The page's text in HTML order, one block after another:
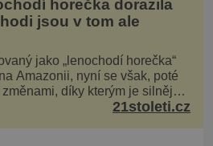
horečka dorazila
jsou v tom ale
jako „lenochodí horečka“
Amazonii, nyní se však, poté
díky kterým je silnější,
první případy se objevily už i v
21stoleti.cz